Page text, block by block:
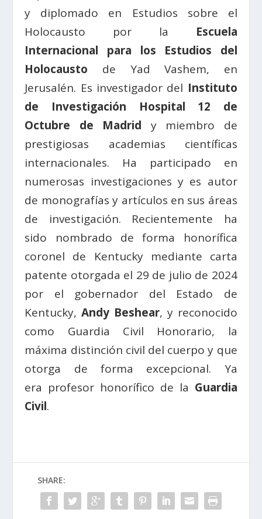
y diplomado en Estudios sobre el
Holocausto por la Escuela
Internacional para los Estudios del
Holocausto de Yad Vashem, en
Jerusalén. Es investigador del Instituto
de Investigación Hospital 12 de
Octubre de Madrid y miembro de
prestigiosas academias científicas
internacionales. Ha participado en
numerosas investigaciones y es autor
de monografías y artículos en sus áreas
de investigación. Recientemente ha
sido nombrado de forma honorífica
coronel de Kentucky mediante carta
patente otorgada el 29 de julio de 2024
por el gobernador del Estado de
Kentucky,Andy Beshear, y reconocido
como Guardia Civil Honorario, la
máxima distinción civil del cuerpo y que
otorga de forma excepcional. Ya
era profesor honorífico de la Guardia
Civil.
SHARE: